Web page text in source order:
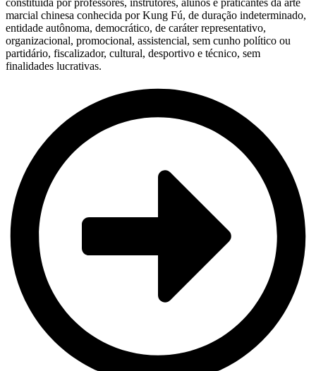
constituída por professores, instrutores, alunos e praticantes da arte
marcial chinesa conhecida por Kung Fú, de duração indeterminado,
entidade autônoma, democrático, de caráter representativo,
organizacional, promocional, assistencial, sem cunho político ou
partidário, fiscalizador, cultural, desportivo e técnico, sem
finalidades lucrativas.